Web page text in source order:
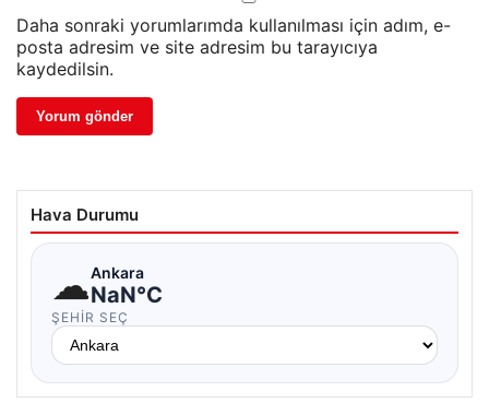
Daha sonraki yorumlarımda kullanılması için adım, e-
posta adresim ve site adresim bu tarayıcıya
kaydedilsin.
Hava Durumu
☁Ankara
NaN°C
ŞEHIR SEÇ